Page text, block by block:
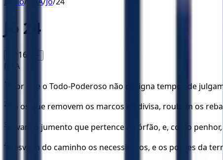
Jó 24
16 A+
NAA
1 “Por que o Todo-Poderoso não designa tempos de
2 Há os que removem os marcos de divisa, roubam os
3 Levam o jumento que pertence ao órfão, e, como
4 Desviam do caminho os necessitados, e os pobres da